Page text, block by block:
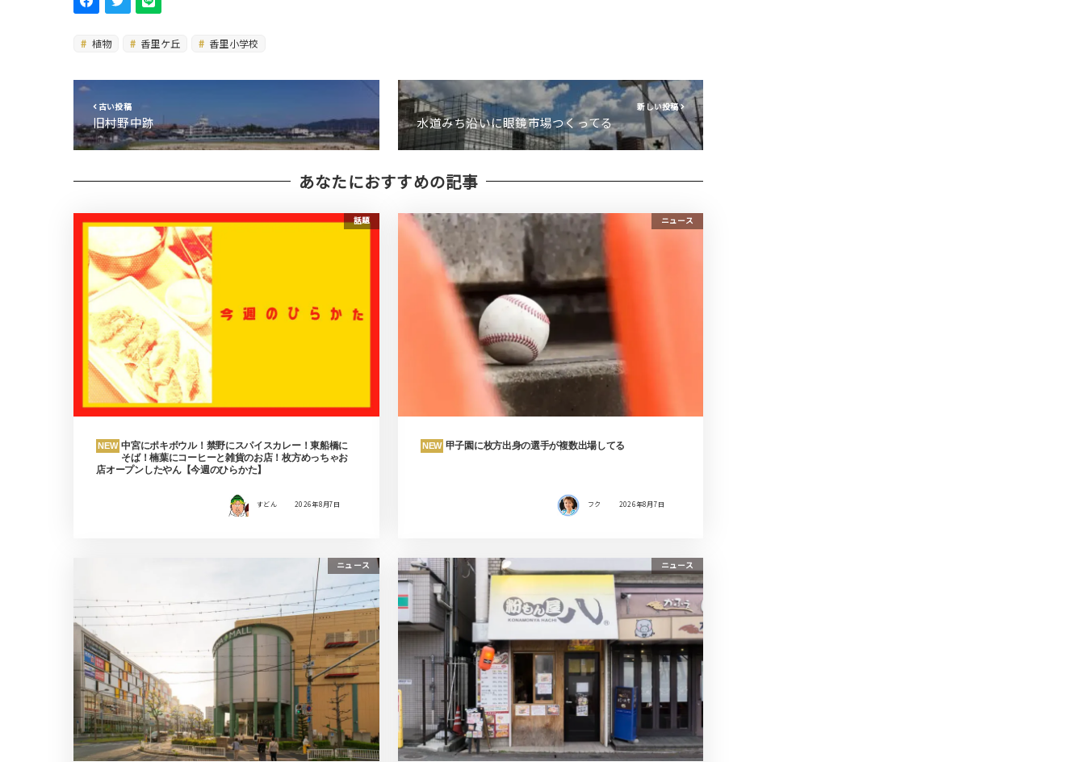
植物 香里ケ丘 香里小学校
古い投稿
旧村野中跡
新しい投稿
水道みち沿いに眼鏡市場つくってる
あなたにおすすめの記事
話題
NEW 中宮にポキボウル！禁野にスパイスカレー！東船橋に
そば！楠葉にコーヒーと雑貨のお店！枚方めっちゃお
店オープンしたやん【今週のひらかた】
すどん 2026年8月7日
ニュース
NEW 甲子園に枚方出身の選手が複数出場してる
フク 2026年8月7日
ニュース ニュース